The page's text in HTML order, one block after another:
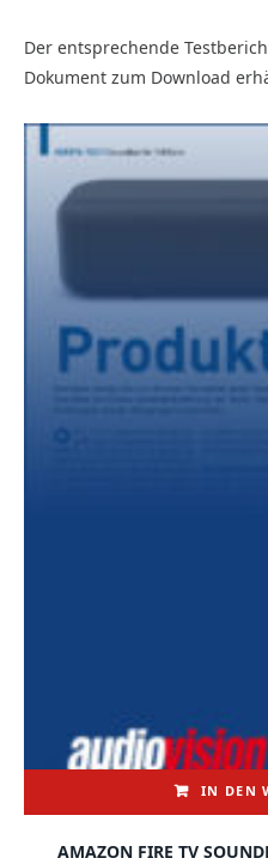
Der entsprechende
Dokument zum Download
IN DEN
AMAZON FIRE TV